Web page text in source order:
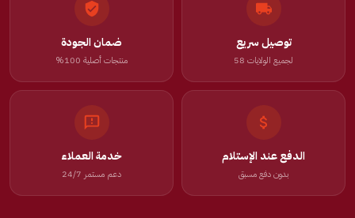
توصيل سريع
لجميع الولايات 58
ضمان الجودة
منتجات أصلية 100%
الدفع عند الإستلام
بدون دفع مسبق
خدمة العملاء
دعم مستمر 24/7